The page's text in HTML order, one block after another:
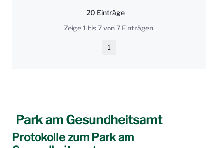
20 Einträge
Pro Seite
Zeige 1 bis 7 von 7 Einträgen.
Seite
1
Park am Gesundheitsamt
Protokolle zum Park am